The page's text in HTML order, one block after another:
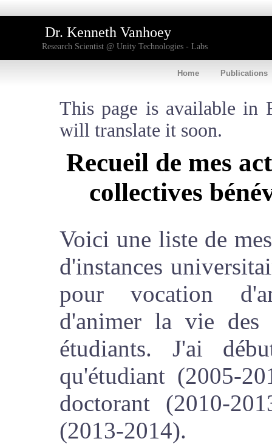
Dr. Kenneth Vanhoey
Research Scientist @ Unity Technologies - Labs
Home Publications
This page is available in
will translate it soon.
Recueil de mes
collectives
Voici une liste de
d'instances
pour vocation
d'animer la vie des
étudiants. J'ai
qu'étudiant (2005-
doctorant (2010-
(2013-2014).